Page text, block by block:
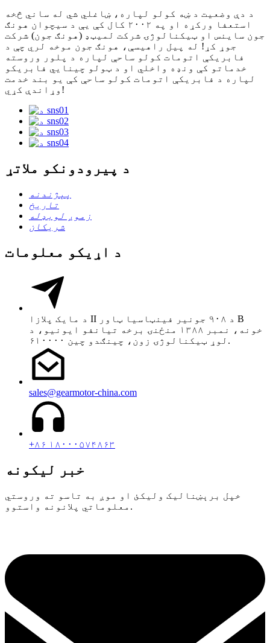
د دې وضعیت د ښه کولو لپاره، ښاغلي شي له ساني څخه
استعفا ورکړه او په ۲۰۰۲ کال کې یې د سیچوان هونګ
جون ساینس او ​​ټیکنالوژۍ شرکت لمیټډ (هونګ جون) شرکت
جوړ کړ! له پیل راهیسې، هونګ جون موخه لري چې د
فابریکې اتومات کولو ساحې لپاره د پلور وروسته
خدماتو کې ونډه واخلي او د ټولو چینایي فابریکو
لپاره د فابریکې اتومات کولو ساحې کې یو بند خدمت
وړاندې کړي!
د پیرودونکو ملاتړ
پېژندنه
تاریخ
زموږ لوبډله
شریکان
د اړیکو معلومات
د مایک پلازا II د ۹۰۸ جونیر فینټاسیا ټاور B
خونه، نمبر ۱۳۸۸ منځنۍ برخه تیانفو ایونیو، د
لوړ ټیکنالوژۍ زون، چینګدو چین ۶۱۰۰۰۰.
sales@gearmotor-china.com
+۸۶ ۱۸۰۰۰۵۷۴۸۶۳
خبر لیکونه
خپل برېښنالیک ولیکئ او موږ به تاسو ته وروستي
معلوماتي پلانونه واستوو.